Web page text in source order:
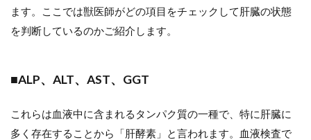
ます。ここでは獣医師がどの項目をチェックして肝臓の状態
を判断しているのかご紹介します。
■ALP、ALT、AST、GGT
これらは血液中に含まれるタンパク質の一種で、特に肝臓に
多く存在することから「肝酵素」と言われます。血液検査で